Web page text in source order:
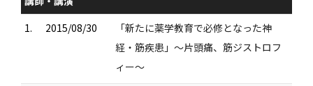
1.
2015/08/30
「新たに薬学教育で必修となった神
経・筋疾患」〜片頭痛、筋ジストロフ
ィー〜